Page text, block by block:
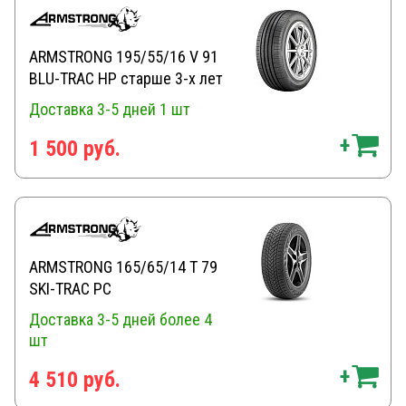
ARMSTRONG 195/55/16 V 91
BLU-TRAC HP старше 3-х лет
Доставка 3-5 дней 1 шт
1 500 руб.
ARMSTRONG 165/65/14 T 79
SKI-TRAC PC
Доставка 3-5 дней более 4
шт
4 510 руб.